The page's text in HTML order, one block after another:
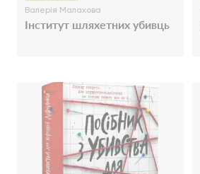
Валерія Малахова
Інститут шляхетних убивць